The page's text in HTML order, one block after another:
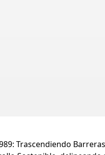
Trascendiendo